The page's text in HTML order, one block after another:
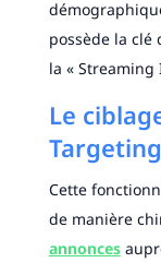
possède la clé
la «
Le
Cette
de manière
annonces